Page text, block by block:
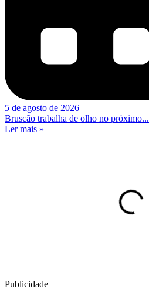
5 de agosto de 2026
Bruscão trabalha de olho no próximo...
Ler mais »
Publicidade